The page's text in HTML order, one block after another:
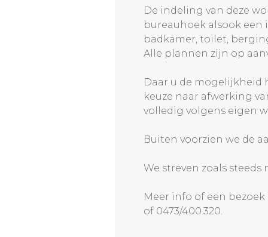
De indeling van deze
bureauhoek alsook een
badkamer, toilet,
Alle plannen zijn op
Daar u de
keuze naar afwerking
volledig volgens eigen
Buiten voorzien we de
We streven zoals
Meer info of een
of 0473/400.320.